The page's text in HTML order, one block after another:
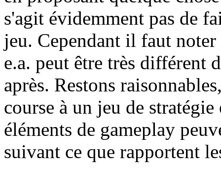
s'agit évidemment pas de
jeu. Cependant il faut
e.a. peut être très différent
après. Restons
course à un jeu de
éléments de gameplay
suivant ce que rapportent